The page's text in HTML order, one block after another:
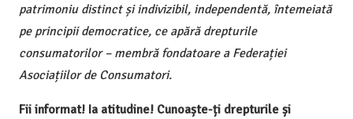
patrimoniu distinct și indivizibil, independentă, întemeiată
pe principii democratice, ce apără drepturile
consumatorilor – membră fondatoare a Federației
Asociațiilor de Consumatori.
Fii informat! Ia atitudine! Cunoaște-ți drepturile și